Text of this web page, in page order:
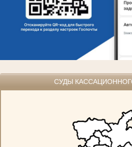
СУДЫ